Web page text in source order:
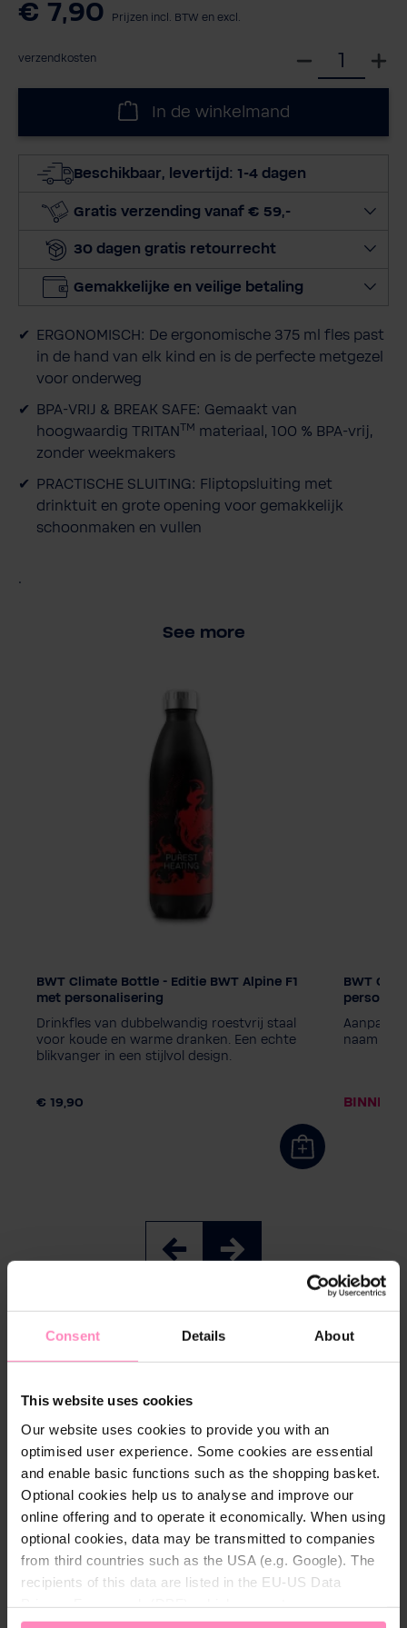
Consent Details About
This website uses cookies
Our website uses cookies to provide you with an
optimised user experience. Some cookies are essential
and enable basic functions such as the shopping basket.
Optional cookies help us to analyse and improve our
online offering and to operate it economically. When using
optional cookies, data may be transmitted to companies
from third countries such as the USA (e.g. Google). The
recipients of this data are listed in the EU-US Data
€ 7,90 Prijzen incl. BTW en excl.
verzendkosten
c
e
h
e
e
e
e
In de winkelmand
Beschikbaar, levertijd: 1-4 dagen
Gratis verzending vanaf € 59,-
30 dagen gratis retourrecht
Gemakkelijke en veilige betaling
ERGONOMISCH: De ergonomische 375 ml fles past
in de hand van elk kind en is de perfecte metgezel
voor onderweg
BPA-VRIJ & BREAK SAFE: Gemaakt van
hoogwaardig TRITANTM materiaal, 100 % BPA-vrij,
zonder weekmakers
PRACTISCHE SLUITING: Fliptopsluiting met
drinktuit en grote opening voor gemakkelijk
schoonmaken en vullen
.
See more
Editie
PINK
Diamond - Black
World Water Day - Blue
Personalisering gewenst?
BWT Climate Bottle - Editie BWT Alpine F1
met personalisering
Drinkfles van dubbelwandig roestvrij staal
voor koude en warme dranken. Een echte
blikvanger in een stijlvol design.
€ 19,90
Editie
World
BWT
naam of
Beschrijving
Kinderen worden niet alleen verliefd op het kleurrijke
fliptopsluiting en de drinktuit. De fles is gemaakt van
het hoogwaardige materiaal Tritan
, dat geen
weekmakers bevat en licht en onbreekbaar is.
Dankzij de ergonomische vorm past de fles in elke
kinderhand. Een polsbandje maakt het gemakkelijk
te dragen en maakt van de BWT-kinderdrinkfles de
ideale begeleider voor de kleuterschool, school of
vrije tijd.
Reinigingsinstructies Wij raden aan de fles met de